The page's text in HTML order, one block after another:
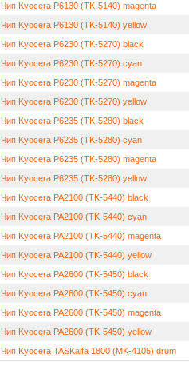
Чип Kyocera P6130 (TK-5140) magenta
Чип Kyocera P6130 (TK-5140) yellow
Чип Kyocera P6230 (TK-5270) black
Чип Kyocera P6230 (TK-5270) cyan
Чип Kyocera P6230 (TK-5270) magenta
Чип Kyocera P6230 (TK-5270) yellow
Чип Kyocera P6235 (TK-5280) black
Чип Kyocera P6235 (TK-5280) cyan
Чип Kyocera P6235 (TK-5280) magenta
Чип Kyocera P6235 (TK-5280) yellow
Чип Kyocera PA2100 (TK-5440) black
Чип Kyocera PA2100 (TK-5440) cyan
Чип Kyocera PA2100 (TK-5440) magenta
Чип Kyocera PA2100 (TK-5440) yellow
Чип Kyocera PA2600 (TK-5450) black
Чип Kyocera PA2600 (TK-5450) cyan
Чип Kyocera PA2600 (TK-5450) magenta
Чип Kyocera PA2600 (TK-5450) yellow
Чип Kyocera TASKalfa 1800 (MK-4105) drum